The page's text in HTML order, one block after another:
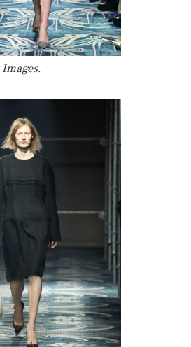
Images.